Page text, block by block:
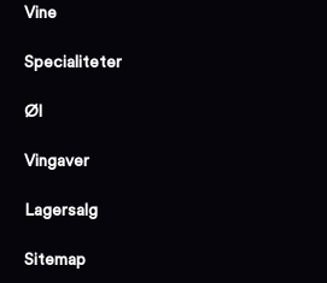
Vine
Specialiteter
Øl
Vingaver
Lagersalg
Sitemap